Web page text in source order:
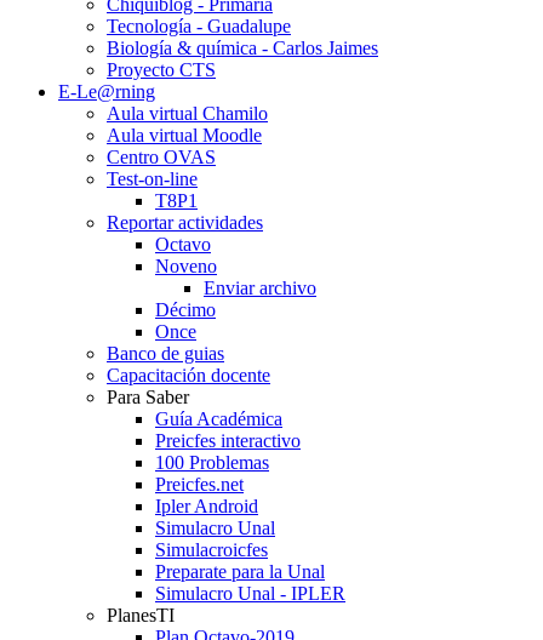
Tecnología - Guadalupe
Biología & química - Carlos Jaimes
Proyecto CTS
E-Le@rning
Aula virtual Chamilo
Aula virtual Moodle
Centro OVAS
Test-on-line
T8P1
Reportar actividades
Octavo
Noveno
Enviar archivo
Décimo
Once
Banco de guias
Capacitación docente
Para Saber
Guía Académica
Preicfes interactivo
100 Problemas
Preicfes.net
Ipler Android
Simulacro Unal
Simulacroicfes
Preparate para la Unal
Simulacro Unal - IPLER
PlanesTI